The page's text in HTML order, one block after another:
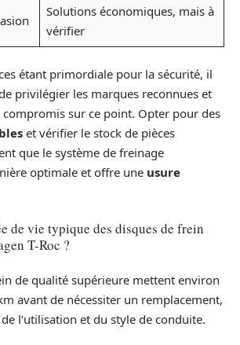
Solutions économiques, mais à
vérifier
étant primordiale pour la sécurité, il
privilégier les marques reconnues et
compromis sur ce point. Opter pour des
et vérifier le stock de pièces
que le système de freinage
optimale et offre une usure
de vie typique des disques de frein
T-Roc ?
de qualité supérieure mettent environ
avant de nécessiter un remplacement,
l’utilisation et du style de conduite.